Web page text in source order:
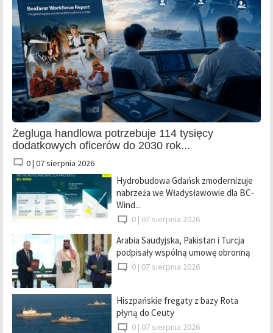
Żegluga handlowa potrzebuje 114 tysięcy
dodatkowych oficerów do 2030 rok...
0 | 07 sierpnia 2026
Hydrobudowa Gdańsk zmodernizuje
nabrzeża we Władysławowie dla BC-
Wind...
0 | 07 sierpnia 2026
Arabia Saudyjska, Pakistan i Turcja
podpisały wspólną umowę obronną
0 | 07 sierpnia 2026
Hiszpańskie fregaty z bazy Rota
płyną do Ceuty
0 | 07 sierpnia 2026